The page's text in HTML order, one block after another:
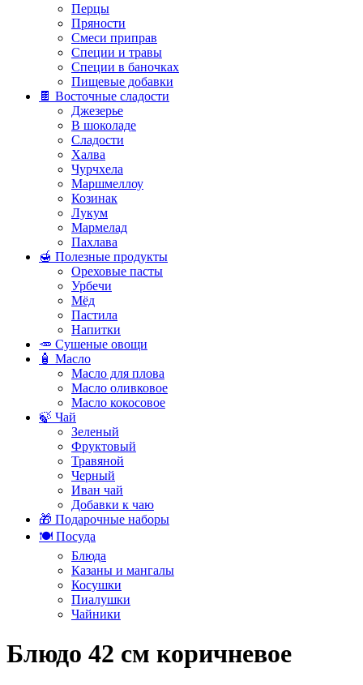
Перцы
Пряности
Смеси приправ
Специи и травы
Специи в баночках
Пищевые добавки
🍫 Восточные сладости
Джезерье
В шоколаде
Сладости
Халва
Чурчхела
Маршмеллоу
Козинак
Лукум
Мармелад
Пахлава
🍯 Полезные продукты
Ореховые пасты
Урбечи
Мёд
Пастила
Напитки
🥕 Сушеные овощи
🧴 Масло
Масло для плова
Масло оливковое
Масло кокосовое
🍃 Чай
Зеленый
Фруктовый
Травяной
Черный
Иван чай
Добавки к чаю
🎁 Подарочные наборы
🍽️ Посуда
Блюда
Казаны и мангалы
Косушки
Пиалушки
Чайники
Блюдо 42 см коричневое